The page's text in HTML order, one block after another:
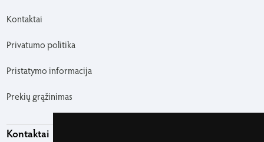
Kontaktai
Privatumo politika
Pristatymo informacija
Prekių grąžinimas
Kontaktai